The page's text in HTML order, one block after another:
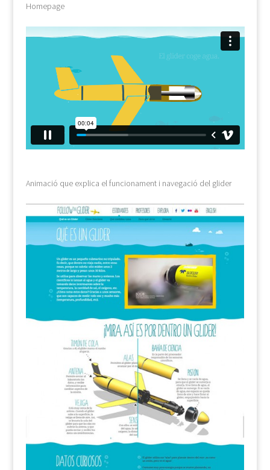
Homepage
Animació que explica el funcionament i navegació del glider